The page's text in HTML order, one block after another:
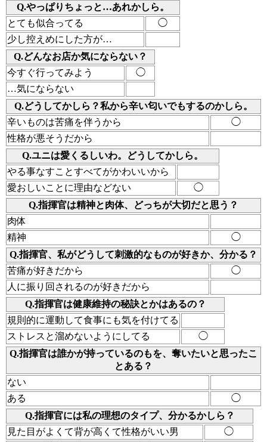
Q.やっぱりちょっと…あれかしら。
とても似合ってる
◯
少し控えめにした方が…
Q.どんなお店か気にならない？
今すぐ行ってみよう
◯
…気にならない
Q.どうしてかしら？私から辛い匂いでもするのかしら。
辛いものは苦痛を伴うから
◯
性格が悪そうだから
Q.ユニは愛くるしいわ。どうしてかしら。
やる事なすことすべてがかわいいから
愛おしいことに理由などない
◯
Q.指揮官は精神と肉体、どっちが大切だと思う？
肉体
精神
◯
Q.指揮官、私がどうして刺激的なものが好きか、分かる？
苦痛が好きだから
◯
人に振り回されるのが好きだから
Q.指揮官は健康維持の秘訣とかはあるの？
規則的に運動して食事にも気を付けてる
ストレスと溜めないようにしてる
◯
Q.指揮官は誰かが持っているのもを、奪いたいと思ったこ
とある？
ない
ある
◯
Q.指揮官には私の理想のタイプ、分かるかしら？
見た目がよくて背が高くて性格がいい男
◯